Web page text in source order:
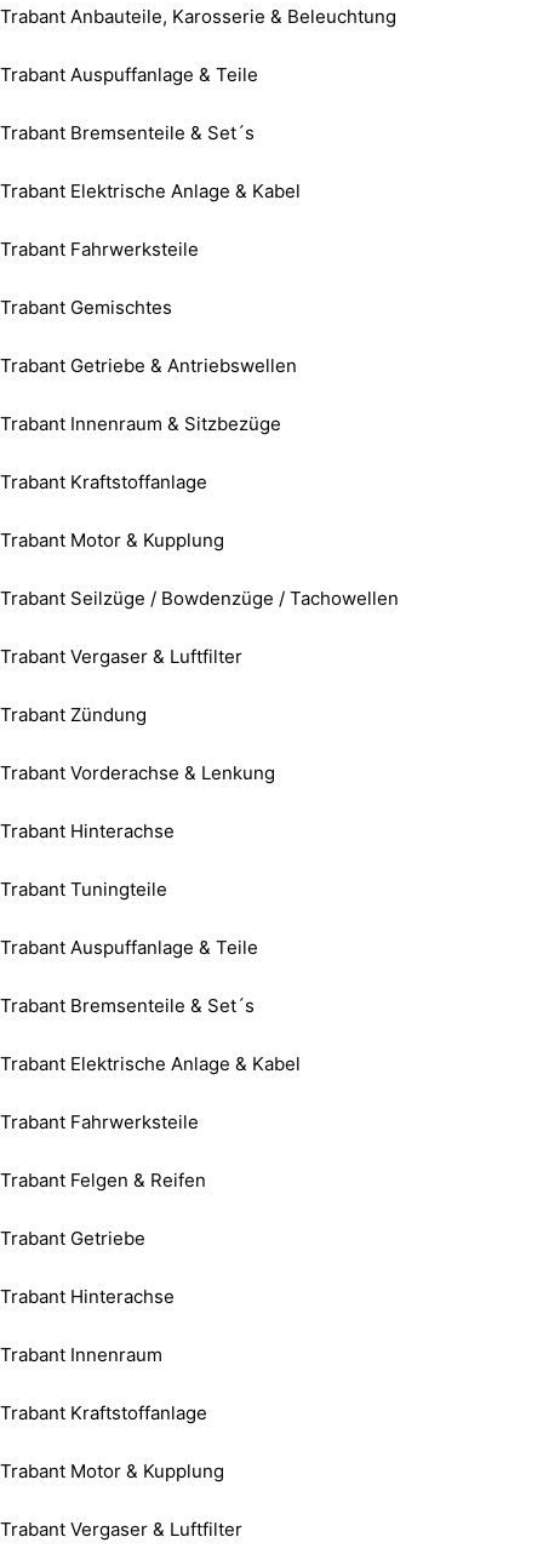
Trabant Anbauteile, Karosserie & Beleuchtung
Trabant Auspuffanlage & Teile
Trabant Bremsenteile & Set´s
Trabant Elektrische Anlage & Kabel
Trabant Fahrwerksteile
Trabant Gemischtes
Trabant Getriebe & Antriebswellen
Trabant Innenraum & Sitzbezüge
Trabant Kraftstoffanlage
Trabant Motor & Kupplung
Trabant Seilzüge / Bowdenzüge / Tachowellen
Trabant Vergaser & Luftfilter
Trabant Zündung
Trabant Vorderachse & Lenkung
Trabant Hinterachse
Trabant Tuningteile
Trabant Auspuffanlage & Teile
Trabant Bremsenteile & Set´s
Trabant Elektrische Anlage & Kabel
Trabant Fahrwerksteile
Trabant Felgen & Reifen
Trabant Getriebe
Trabant Hinterachse
Trabant Innenraum
Trabant Kraftstoffanlage
Trabant Motor & Kupplung
Trabant Vergaser & Luftfilter